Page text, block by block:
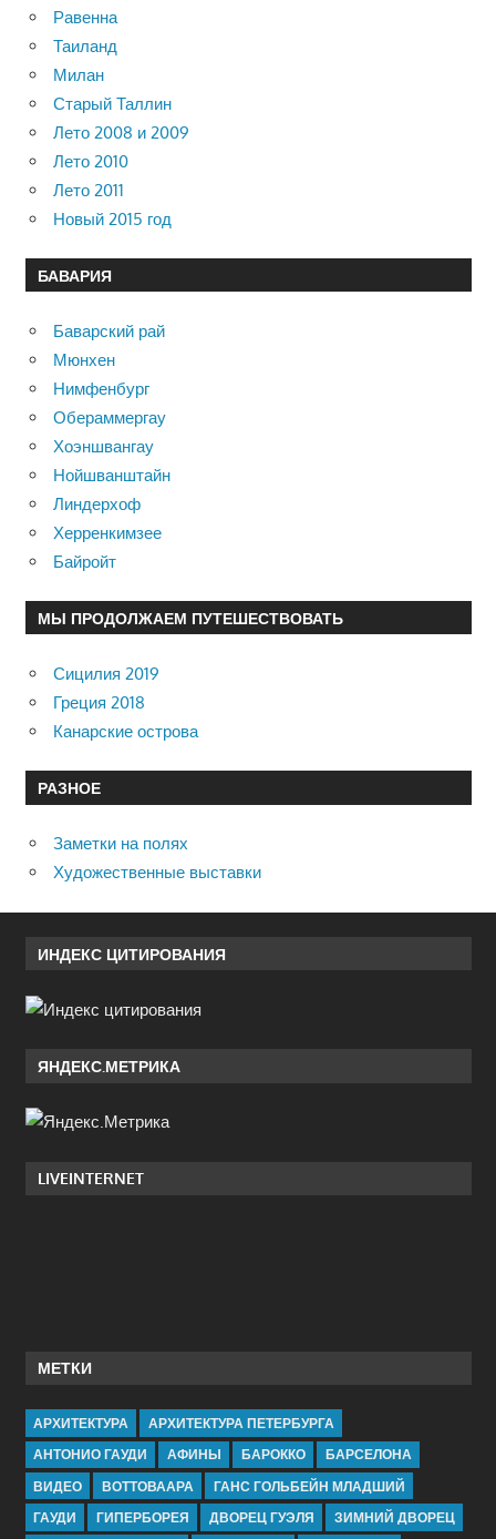
Равенна
Таиланд
Милан
Старый Таллин
Лето 2008 и 2009
Лето 2010
Лето 2011
Новый 2015 год
БАВАРИЯ
Баварский рай
Мюнхен
Нимфенбург
Обераммергау
Хоэншвангау
Нойшванштайн
Линдерхоф
Херренкимзее
Байройт
МЫ ПРОДОЛЖАЕМ ПУТЕШЕСТВОВАТЬ
Сицилия 2019
Греция 2018
Канарские острова
РАЗНОЕ
Заметки на полях
Художественные выставки
ИНДЕКС ЦИТИРОВАНИЯ
ЯНДЕКС.МЕТРИКА
LIVEINTERNET
МЕТКИ
АРХИТЕКТУРА
АРХИТЕКТУРА ПЕТЕРБУРГА
АНТОНИО ГАУДИ
АФИНЫ БАРОККО
БАРСЕЛОНА
ВИДЕО
ВОТТОВААРА
ГАНС ГОЛЬБЕЙН МЛАДШИЙ
ГАУДИ
ГИПЕРБОРЕЯ ДВОРЕЦ ГУЭЛЯ ЗИМНИЙ ДВОРЕЦ